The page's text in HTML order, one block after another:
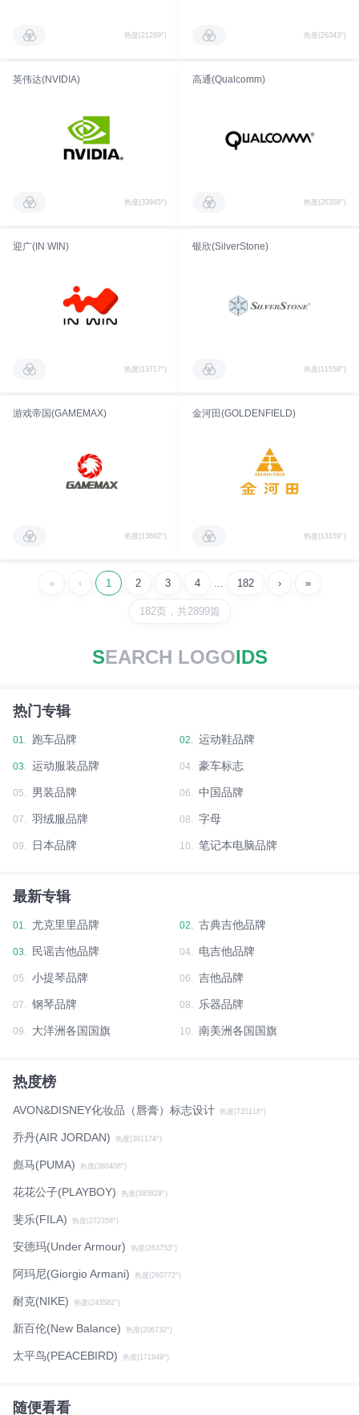
热度(21289°) 热度(26343°)
英伟达(NVIDIA)
热度(33945°)
高通(Qualcomm)
热度(26358°)
迎广(IN WIN)
热度(13717°)
银欣(SilverStone)
热度(11558°)
游戏帝国(GAMEMAX)
热度(13692°)
金河田(GOLDENFIELD)
热度(13159°)
« ‹ 1 2 3 4 182 › »
182页，共2899篇
SEARCH LOGOIDS
热门专辑
01. 跑车品牌 02. 运动鞋品牌
03. 运动服装品牌 04. 豪车标志
05. 男装品牌 06. 中国品牌
07. 羽绒服品牌 08. 字母
09. 日本品牌 10. 笔记本电脑品牌
最新专辑
01. 尤克里里品牌 02. 古典吉他品牌
03. 民谣吉他品牌 04. 电吉他品牌
05. 小提琴品牌 06. 吉他品牌
07. 钢琴品牌 08. 乐器品牌
09. 大洋洲各国国旗 10. 南美洲各国国旗
热度榜
AVON&DISNEY化妆品（唇膏）标志设计 热度(725118°)
乔丹(AIR JORDAN) 热度(391174°)
彪马(PUMA) 热度(386408°)
花花公子(PLAYBOY) 热度(385828°)
斐乐(FILA) 热度(272358°)
安德玛(Under Armour) 热度(263753°)
阿玛尼(Giorgio Armani) 热度(260772°)
耐克(NIKE) 热度(243582°)
新百伦(New Balance) 热度(206732°)
太平鸟(PEACEBIRD) 热度(171849°)
随便看看